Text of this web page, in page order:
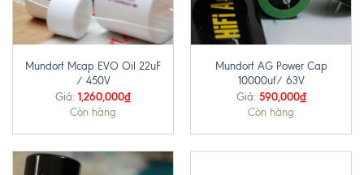
Mundorf Mcap EVO Oil 22uF
/ 450V
Giá: 1,260,000₫
Còn hàng
Mundorf AG Power Cap
10000uf/ 63V
Giá: 590,000₫
Còn hàng